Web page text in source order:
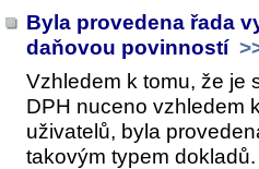
Byla provedena řada
daňovou povinností
Vzhledem k tomu, že je
DPH nuceno vzhledem
uživatelů, byla
takovým typem dokladů.